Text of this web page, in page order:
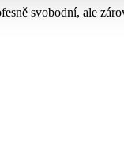
svobodní, ale